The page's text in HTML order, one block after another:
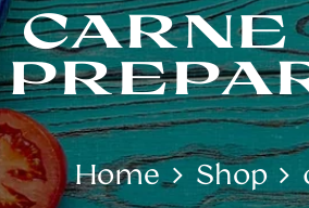
CARNE
Home Shop